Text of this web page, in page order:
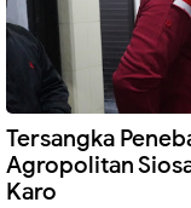
Tersangka
Agropolitan
Karo